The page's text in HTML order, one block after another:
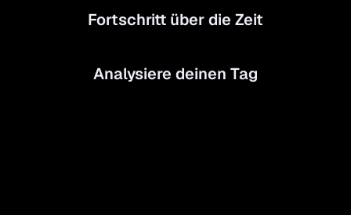
Fortschritt über die Zeit
Analysiere deinen Tag